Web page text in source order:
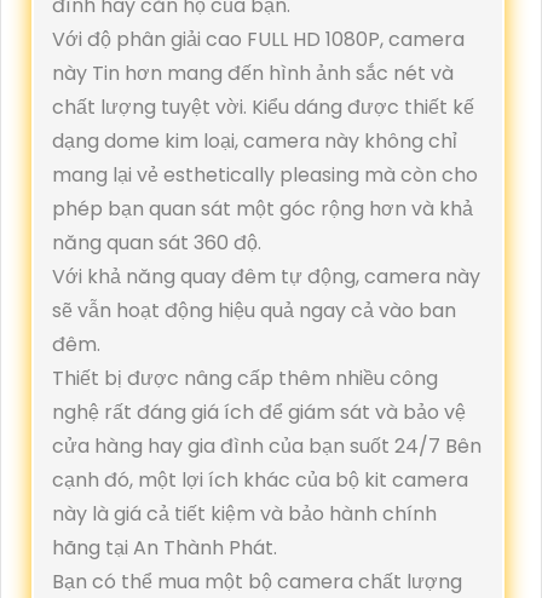
đình hay căn hộ của bạn.
Với độ phân giải cao FULL HD 1080P, camera
này Tin hơn mang đến hình ảnh sắc nét và
chất lượng tuyệt vời. Kiểu dáng được thiết kế
dạng dome kim loại, camera này không chỉ
mang lại vẻ esthetically pleasing mà còn cho
phép bạn quan sát một góc rộng hơn và khả
năng quan sát 360 độ.
Với khả năng quay đêm tự động, camera này
sẽ vẫn hoạt động hiệu quả ngay cả vào ban
đêm.
Thiết bị được nâng cấp thêm nhiều công
nghệ rất đáng giá ích để giám sát và bảo vệ
cửa hàng hay gia đình của bạn suốt 24/7 Bên
cạnh đó, một lợi ích khác của bộ kit camera
này là giá cả tiết kiệm và bảo hành chính
hãng tại An Thành Phát.
Bạn có thể mua một bộ camera chất lượng